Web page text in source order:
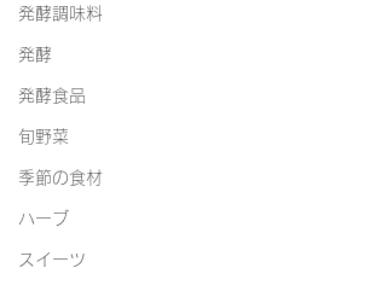
発酵調味料
発酵
発酵食品
旬野菜
季節の食材
ハーブ
スイーツ